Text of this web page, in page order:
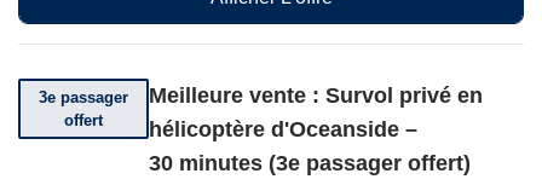
3e passager
offert
Meilleure vente : Survol privé en
hélicoptère d'Oceanside –
30 minutes (3e passager offert)